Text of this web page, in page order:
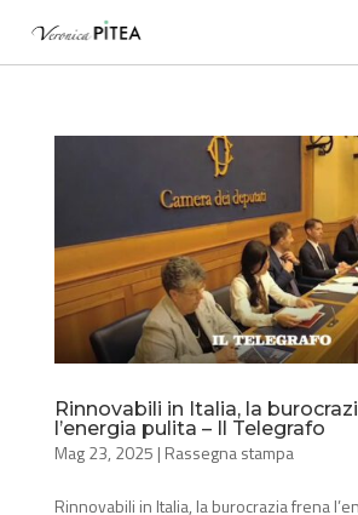
Rinnovabili in Italia, la
l’energia pulita – Il Telegrafo
Mag 23, 2025 | Rassegna stampa
Rinnovabili in Italia, la burocrazia frena